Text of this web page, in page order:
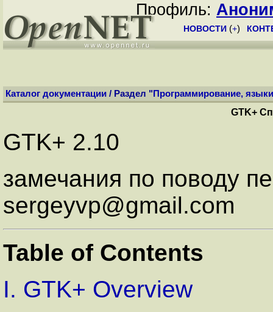
Профиль:
НОВОСТИ (+)
Каталог документации / Раздел " Программирование, языки
GTK+
GTK+ 2.10
замечания по поводу
sergeyvp@gmail.com
Table of Contents
I. GTK+ Overview